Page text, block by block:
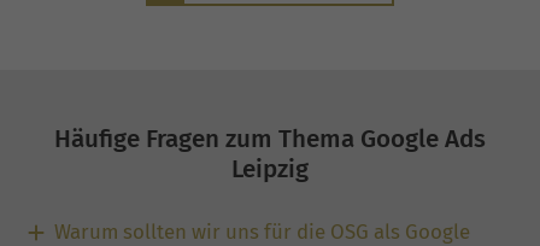
Häufige Fragen zum Thema Google Ads
Leipzig
Warum sollten wir uns für die OSG als Google
Profi-SEO startet bei uns